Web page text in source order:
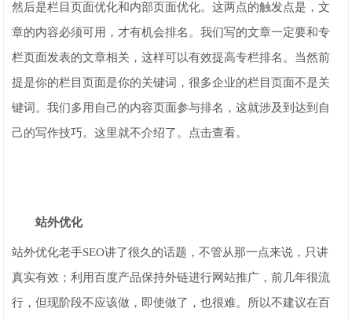
然后是栏目页面优化和内部页面优化。这两点的触发点是，文
章的内容必须可用，才有机会排名。我们写的文章一定要和专
栏页面发表的文章相关，这样可以有效提高专栏排名。当然前
提是你的栏目页面是你的关键词，很多企业的栏目页面不是关
键词。我们多用自己的内容页面参与排名，这就涉及到达到自
己的写作技巧。这里就不介绍了。点击查看。
站外优化
站外优化老手SEO讲了很久的话题，不管从那一点来说，只讲
真实有效；利用百度产品保持外链进行网站推广，前几年很流
行，但现阶段不应该做，即使做了，也很难。所以不建议在百